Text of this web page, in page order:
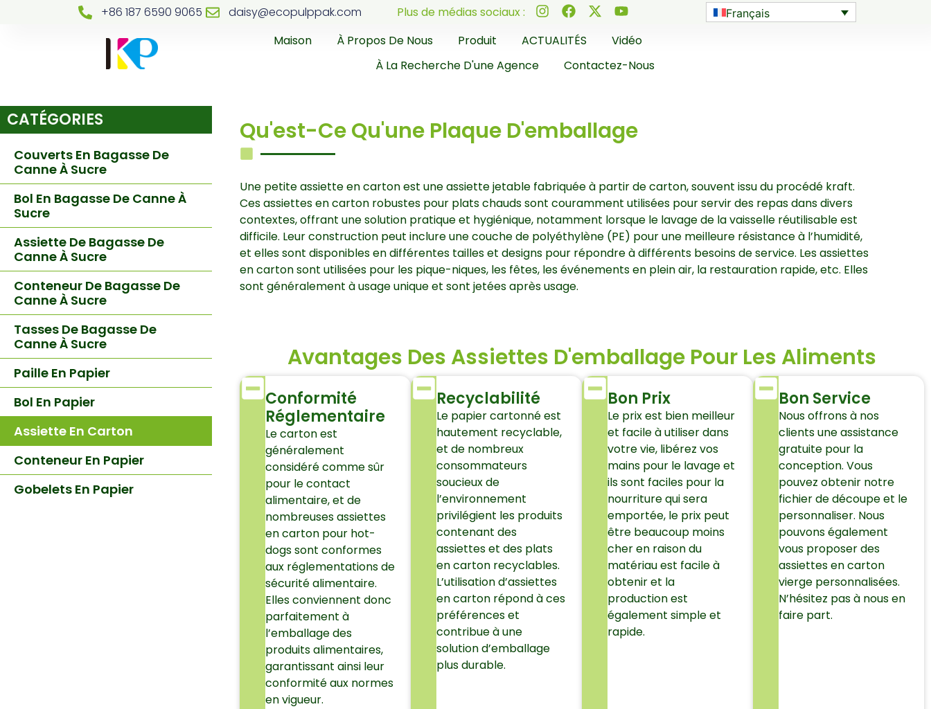
+86 187 6590 9065 daisy@ecopulppak.com Plus de médias sociaux : Français
Maison À Propos De Nous Produit ACTUALITÉS
Vidéo
À La Recherche D'une Agence
Contactez-Nous
CATÉGORIES
Couverts En Bagasse De
Canne À Sucre
Bol En Bagasse De Canne À
Sucre
Assiette De Bagasse De
Canne À Sucre
Conteneur De Bagasse De
Canne À Sucre
Tasses De Bagasse De
Canne À Sucre
Paille En Papier
Bol En Papier
Assiette En Carton
Conteneur En Papier
Gobelets En Papier
Qu'est-Ce Qu'une Plaque D'emballage
Une petite assiette en carton est une assiette jetable fabriquée à partir de carton, souvent issu du procédé kraft.
Ces assiettes en carton robustes pour plats chauds sont couramment utilisées pour servir des repas dans divers
contextes, offrant une solution pratique et hygiénique, notamment lorsque le lavage de la vaisselle réutilisable est
difficile. Leur construction peut inclure une couche de polyéthylène (PE) pour une meilleure résistance à l’humidité,
et elles sont disponibles en différentes tailles et designs pour répondre à différents besoins de service. Les assiettes
en carton sont utilisées pour les pique-niques, les fêtes, les événements en plein air, la restauration rapide, etc. Elles
sont généralement à usage unique et sont jetées après usage.
Avantages Des Assiettes D'emballage Pour Les Aliments
Conformité
Réglementaire
Le carton est
généralement
considéré comme sûr
pour le contact
alimentaire, et de
nombreuses assiettes
en carton pour hot-
dogs sont conformes
aux réglementations de
sécurité alimentaire.
Elles conviennent donc
parfaitement à
l’emballage des
produits alimentaires,
garantissant ainsi leur
conformité aux normes
en vigueur.
Recyclabilité
Le papier cartonné est
hautement recyclable,
et de nombreux
consommateurs
soucieux de
l’environnement
privilégient les produits
contenant des
assiettes et des plats
en carton recyclables.
L’utilisation d’assiettes
en carton répond à ces
préférences et
contribue à une
solution d’emballage
plus durable.
Bon Prix
Le prix est bien meilleur
et facile à utiliser dans
votre vie, libérez vos
mains pour le lavage et
ils sont faciles pour la
nourriture qui sera
emportée, le prix peut
être beaucoup moins
cher en raison du
matériau est facile à
obtenir et la
production est
également simple et
rapide.
Bon Service
Nous offrons à nos
clients une assistance
gratuite pour la
conception. Vous
pouvez obtenir notre
fichier de découpe et le
personnaliser. Nous
pouvons également
vous proposer des
assiettes en carton
vierge personnalisées.
N’hésitez pas à nous en
faire part.